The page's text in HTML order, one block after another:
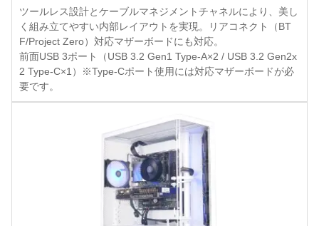
ツールレス設計とケーブルマネジメントチャネルにより、美し
く組み立てやすい内部レイアウトを実現。リアコネクト（BT
F/Project Zero）対応マザーボードにも対応。
前面USB 3ポート（USB 3.2 Gen1 Type-A×2 / USB 3.2 Gen2x
2 Type-C×1）※Type-Cポート使用には対応マザーボードが必
要です。